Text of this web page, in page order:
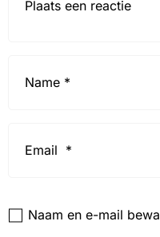
Naam en e-mail